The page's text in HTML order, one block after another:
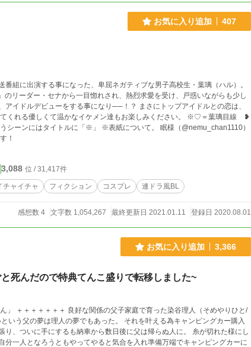
お気に入り追加 407
組に出演する事になった、卑屈ネガティブな男子高校生・葉璃（ハル）。
のリーダー・セナから一目惚れされ、熱烈求愛を受け、戸惑いながらも少し
をする事になり──！？ まさにトップアイドルとの恋は、
！
3,088 位 / 31,417件
チャイチャ フィクション コスプレ 連ドラ風BL
感想数 4 文字数 1,054,267 最終更新日 2021.01.11 登録日 2020.08.01
お気に入り追加 3,366
死んだので特典てんこ盛りで転移しました~
やりひと/
いう父の夢は理人の夢でもあった。 それを叶える為キャンピングカー購入
り、ついに手にするも納車から数日後に父は帰らぬ人に。 糸が切れた様にし
分一人となろうともやってやると気合を入れ準備万端でキャンピングカーに